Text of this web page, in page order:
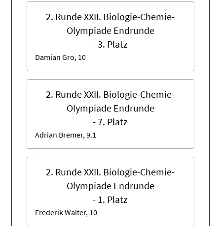
2. Runde XXII. Biologie-Chemie-
Olympiade Endrunde
- 3. Platz
Damian Gro, 10
2. Runde XXII. Biologie-Chemie-
Olympiade Endrunde
- 7. Platz
Adrian Bremer, 9.1
2. Runde XXII. Biologie-Chemie-
Olympiade Endrunde
- 1. Platz
Frederik Walter, 10